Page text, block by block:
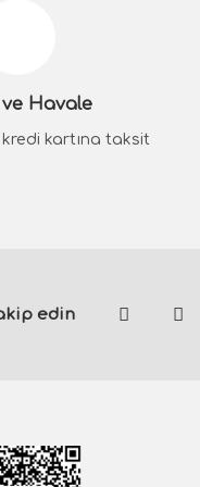
Havale
kredi kartına taksit
edin